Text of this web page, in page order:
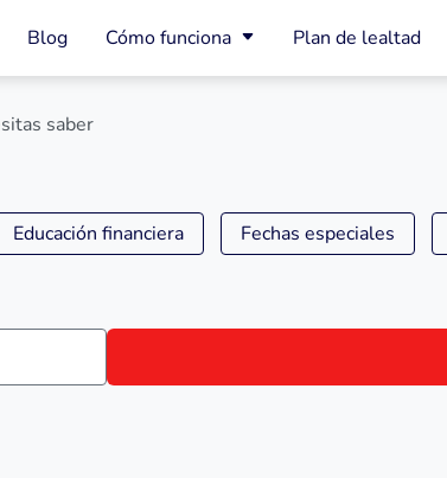
Blog Cómo funciona Plan de lealtad
saber
Educación financiera Fechas especiales